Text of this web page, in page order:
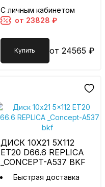
С личным кабинетом
от 23828 ₽
Купить от 24565 ₽
ДИСК 10X21 5X112
ET20 D66.6 REPLICA
_CONCEPT-A537 BKF
Быстрая доставка